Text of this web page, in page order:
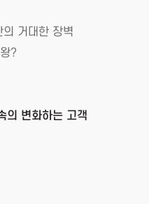
의 거대한 장벽
?
의 변화하는 고객